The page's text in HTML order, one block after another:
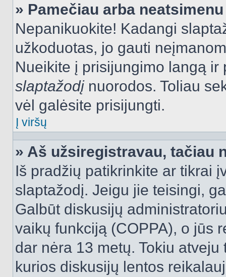
» Pamečiau arba
Nepanikuokite! Kadangi
užkoduotas, jo gauti
Nueikite į prisijungimo langą
slaptažodįnuorodos. Toliau
vėl galėsite prisijungti.
Į viršų
» Aš užsiregistravau, tačiau
Iš pradžių patikrinkite ar tikrai
slaptažodį. Jeigu jie teisingi,
Galbūt diskusijų
vaikų funkciją (COPPA), o jūs
dar nėra 13 metų. Tokiu
kurios diskusijų lentos